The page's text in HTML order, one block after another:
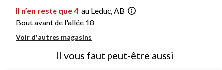
Il n’en reste que 4 au Leduc, AB
Bout avant de l'allée 18
Voir d'autres magasins
Il vous faut peut-être aussi